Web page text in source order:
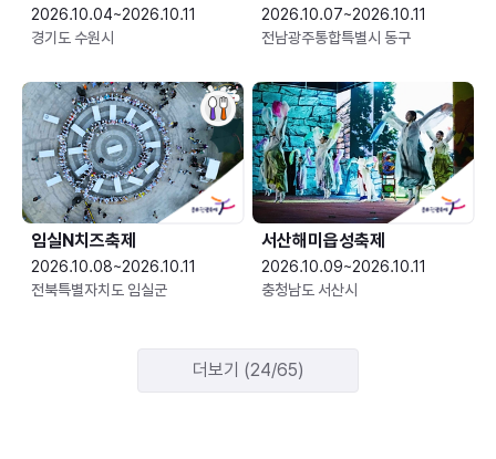
2026.10.04~2026.10.11
경기도 수원시
2026.10.07~2026.10.11
전남광주통합특별시 동구
임실N치즈축제
2026.10.08~2026.10.11
전북특별자치도 임실군
서산해미읍성축제
2026.10.09~2026.10.11
충청남도 서산시
더보기 (24/65)